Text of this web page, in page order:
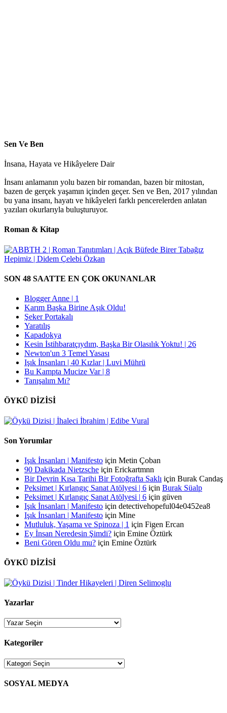
Sen Ve Ben
İnsana, Hayata ve Hikâyelere Dair
İnsanı anlamanın yolu bazen bir romandan, bazen bir mitostan,
bazen de gerçek yaşamın içinden geçer. Sen ve Ben, 2017 yılından
bu yana insanı, hayatı ve hikâyeleri farklı pencerelerden anlatan
yazıları okurlarıyla buluşturuyor.
Roman & Kitap
SON 48 SAATTE EN ÇOK OKUNANLAR
Blogger Anne | 1
Karım Başka Birine Aşık Oldu!
Şeker Portakalı
Yaratılış
Kapadokya
Kesin İstihbaratçıydım, Başka Bir Olasılık Yoktu! | 26
Newton'un 3 Temel Yasası
Işık İnsanları | 40 Kızlar | Luvi Mührü
Bu Kampta Mucize Var | 8
Tanışalım Mı?
ÖYKÜ DİZİSİ
Son Yorumlar
Işık İnsanları | Manifesto için Metin Çoban
90 Dakikada Nietzsche için Erickartmnn
Bir Devrin Kısa Tarihi Bir Fotoğrafta Saklı için Burak Candaş
Peksimet | Kırlangıç Sanat Atölyesi | 6 için Burak Süalp
Peksimet | Kırlangıç Sanat Atölyesi | 6 için güven
Işık İnsanları | Manifesto için detectivehopeful04e0452ea8
Işık İnsanları | Manifesto için Mine
Mutluluk, Yaşama ve Spinoza | 1 için Figen Ercan
Ey İnsan Neredesin Şimdi? için Emine Öztürk
Beni Gören Oldu mu? için Emine Öztürk
ÖYKÜ DİZİSİ
Yazarlar
Kategoriler
Kategoriler
SOSYAL MEDYA